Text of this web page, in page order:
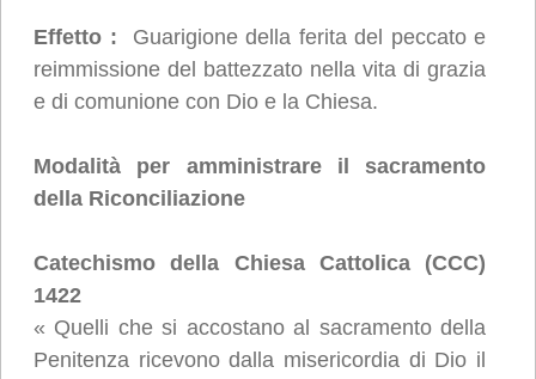
Effetto :
Guarigione della ferita del peccato e
reimmissione del battezzato nella vita di grazia
e di comunione con Dio e la Chiesa.
Modalità per amministrare il sacramento
della Riconciliazione
Catechismo della Chiesa Cattolica (CCC)
1422
« Quelli che si accostano al sacramento della
Penitenza ricevono dalla misericordia di Dio il